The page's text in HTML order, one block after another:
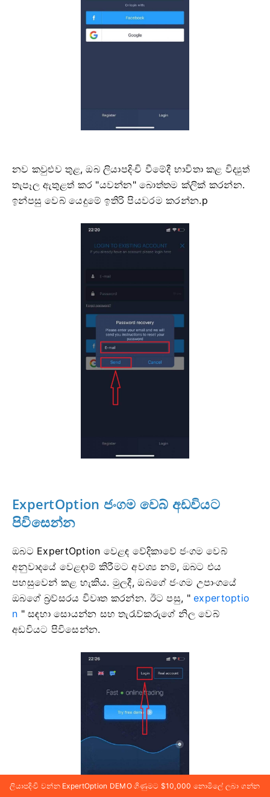
නව කවුළුව තුළ, ඔබ ලියාපදිංචි වීමේදී භාවිතා කළ විද්‍යුත්
තැපෑල ඇතුළත් කර "යවන්න" බොත්තම ක්ලික් කරන්න.
ඉන්පසු වෙබ් යෙදුමේ ඉතිරි පියවරම කරන්න.p
ExpertOption ජංගම වෙබ් අඩවියට
පිවිසෙන්න
ඔබට ExpertOption වෙළඳ වේදිකාවේ ජංගම වෙබ්
අනුවාදයේ වෙළඳාම් කිරීමට අවශ්‍ය නම්, ඔබට එය
පහසුවෙන් කළ හැකිය. මුලදී, ඔබගේ ජංගම උපාංගයේ
ඔබගේ බ්‍රව්සරය විවෘත කරන්න. ඊට පසු, "expertoptio
n " සඳහා සොයන්න සහ තැරැව්කරුගේ නිල වෙබ්
අඩවියට පිවිසෙන්න.
ලියාපදිංචි වන්න ExpertOption DEMO ගිණුමට $10,000 නොමිලේ ලබා ගන්න